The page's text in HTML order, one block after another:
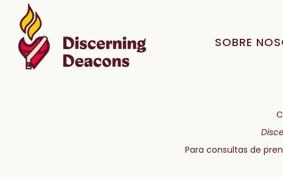
SOBRE
Para consultas de